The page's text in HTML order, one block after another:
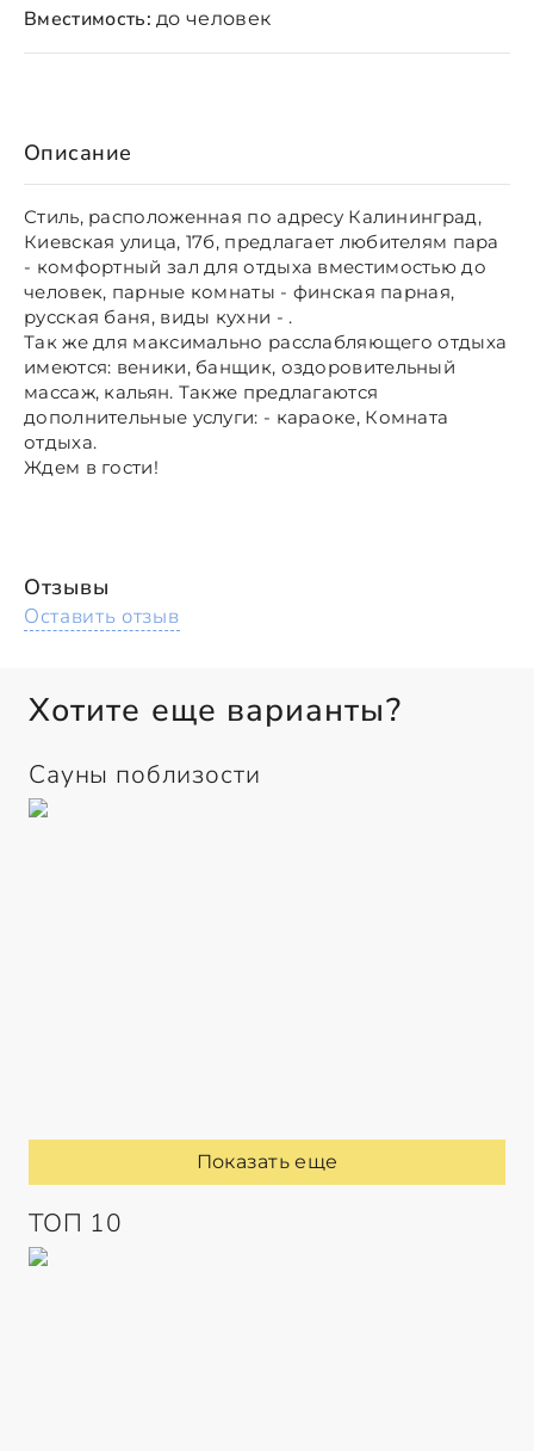
Описание
Стиль, расположенная по адресу Калининград,
Киевская улица, 17б, предлагает любителям пара
- комфортный зал для отдыха вместимостью до
человек, парные комнаты - финская парная,
русская баня, виды кухни - .
Так же для максимально расслабляющего отдыха
имеются: веники, банщик, оздоровительный
массаж, кальян. Также предлагаются
дополнительные услуги: - караоке, Комната
отдыха.
Ждем в гости!
Вместимость: до человек
Отзывы
Оставить отзыв
Хотите еще варианты?
Сауны поблизости
Показать еще
ТОП 10